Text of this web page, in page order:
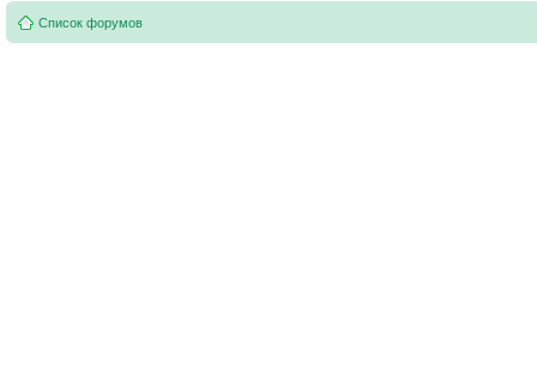
Список форумов